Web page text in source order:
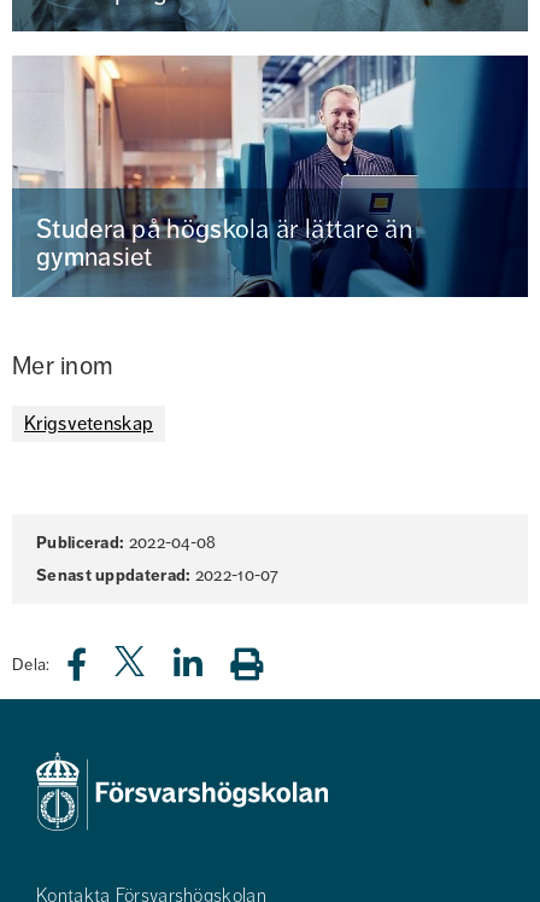
Studera på högskola är lättare än
gymnasiet
Mer inom
Krigsvetenskap
Sidinformation
Publicerad: 2022-04-08
Senast uppdaterad: 2022-10-07
Dela:
Kontakta Försvarshögskolan